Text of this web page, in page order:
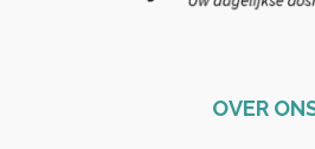
OVER